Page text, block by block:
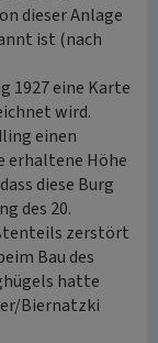
dieser Anlage
ist (nach
1927 eine Karte
wird.
einen
erhaltene Höhe
diese Burg
des 20.
zerstört
Bau des
hatte
Biernatzki